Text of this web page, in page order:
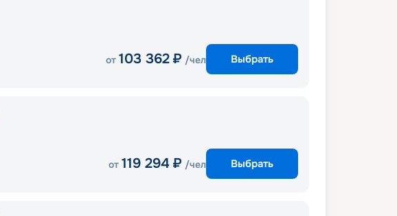
от 103 362 ₽ /чел Выбрать
от 119 294 ₽ /чел Выбрать